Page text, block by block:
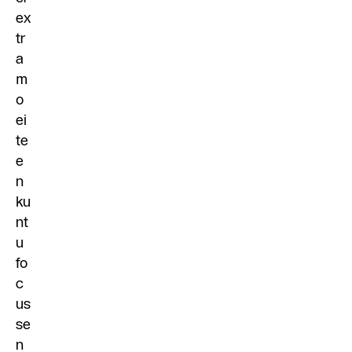
ex
tr
a
m
o
ei
te
e
n
ku
nt
u
fo
c
us
se
n